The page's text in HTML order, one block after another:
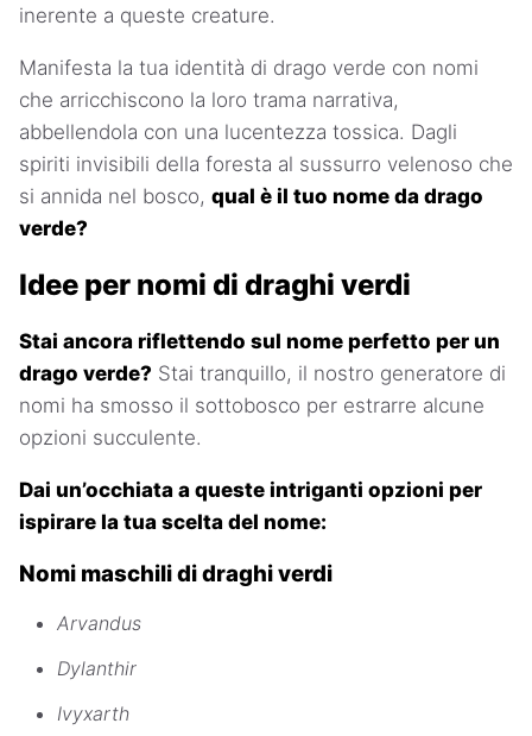
inerente a queste creature.
Manifesta la tua identità di drago verde con nomi
che arricchiscono la loro trama narrativa,
abbellendola con una lucentezza tossica. Dagli
spiriti invisibili della foresta al sussurro velenoso che
si annida nel bosco, qual è il tuo nome da drago
verde?
Idee per nomi di draghi verdi
Stai ancora riflettendo sul nome perfetto per un
drago verde? Stai tranquillo, il nostro generatore di
nomi ha smosso il sottobosco per estrarre alcune
opzioni succulente.
Dai un’occhiata a queste intriganti opzioni per
ispirare la tua scelta del nome:
Nomi maschili di draghi verdi
Arvandus
Dylanthir
Ivyxarth